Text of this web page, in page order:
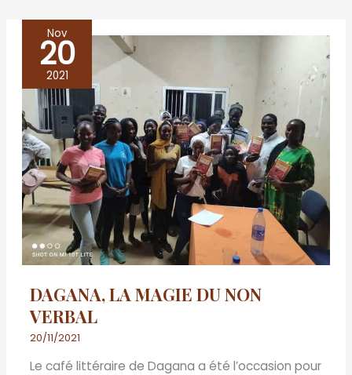
Nov
20
2021
DAGANA, LA MAGIE DU NON
VERBAL
20/11/2021
Le café littéraire de Dagana a été l’occasion pour
DAGANA,
MAGIE
DU
NON
VERBAL